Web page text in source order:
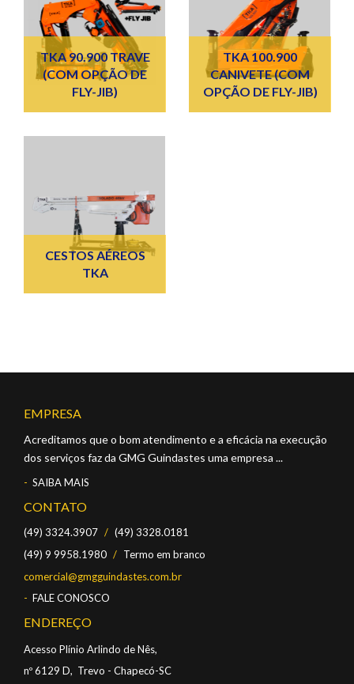
TKA 90.900 TRAVE
(COM OPÇÃO DE
FLY-JIB)
TKA 100.900
CANIVETE (COM
OPÇÃO DE FLY-JIB)
CESTOS AÉREOS
TKA
EMPRESA
Acreditamos que o bom atendimento e a eficácia na execução
dos serviços faz da GMG Guindastes uma empresa ...
SAIBA MAIS
CONTATO
(49) 3324.3907 / (49) 3328.0181
(49) 9 9958.1980 / Termo em branco
comercial@gmgguindastes.com.br
FALE CONOSCO
ENDEREÇO
Acesso Plínio Arlindo de Nês,
nº 6129 D, Trevo - Chapecó-SC